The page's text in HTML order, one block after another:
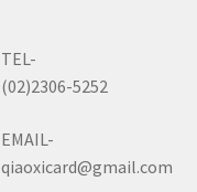
TEL-
(02)2306-5252
EMAIL-
qiaoxicard@gmail.com